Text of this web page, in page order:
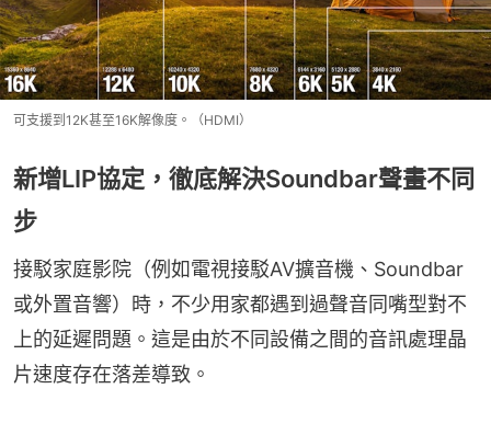
可支援到12K甚至16K解像度。（HDMI）
新增LIP協定，徹底解決Soundbar聲畫不同
步
接駁家庭影院（例如電視接駁AV擴音機、Soundbar
或外置音響）時，不少用家都遇到過聲音同嘴型對不
上的延遲問題。這是由於不同設備之間的音訊處理晶
片速度存在落差導致。